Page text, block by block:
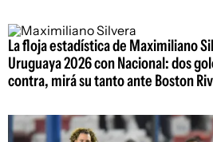
La floja estadística de Maximiliano
Uruguaya 2026 con Nacional: dos
contra, mirá su tanto ante Boston